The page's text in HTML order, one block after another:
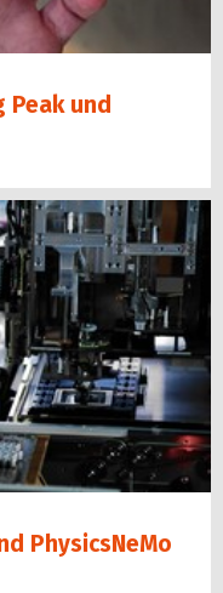
und
PhysicsNeMo